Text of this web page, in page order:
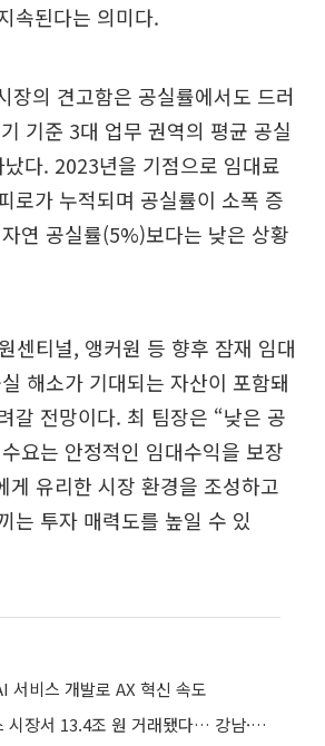
속된다는 의미다.
장의 견고함은 공실률에서도 드러
기준 3대 업무 권역의 평균 공실
다. 2023년을 기점으로 임대료
로가 누적되며 공실률이 소폭 증
연 공실률(5%)보다는 낮은 상황
센티널, 앵커원 등 향후 잠재 임대
해소가 기대되는 자산이 포함돼
갈 전망이다. 최 팀장은 “낮은 공
요는 안정적인 임대수익을 보장
게 유리한 시장 환경을 조성하고
는 투자 매력도를 높일 수 있
서비스 개발로 AX 혁신 속도
지난해 서울 오피스 시장서 13.4조 원 거래됐다… 강남·종로가 주도